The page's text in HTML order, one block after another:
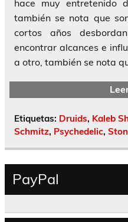
hace muy entretenido
también se nota que
cortos años
encontrar alcances e
a otro, también se nota
Etiquetas: Druids, Kaleb
Schmitz, Psychedelic,
PayPal